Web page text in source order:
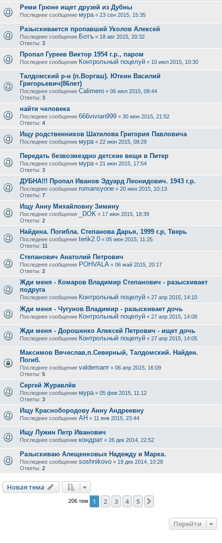
Реми Грюне ищет друзей из Дубны
Последнее сообщение мура « 23 сен 2015, 15:35
Разыскивается пропавший Уколов Алексей
Последнее сообщение Ботъ « 18 авг 2015, 20:32
Ответы: 3
Пропал Гуреев Виктор 1954 г.р., паром
Последнее сообщение Контрольный поцелуй « 10 июл 2015, 10:30
Талдомский р-н (п.Воргаш). Юткин Василий
Григорьевич(86лет)
Последнее сообщение Calimero « 06 июл 2015, 08:44
Ответы: 3
найти человека
Последнее сообщение 666vivian999 « 30 июн 2015, 21:52
Ответы: 4
Ищу родственников Шатилова Григория Павловича
Последнее сообщение мура « 22 июн 2015, 08:29
Передать безвозмездно детские вещи в Питер
Последнее сообщение мура « 21 июн 2015, 17:54
Ответы: 3
ДУБНА!!! Пропал Иванов Эдуард Леонидович. 1943 г.р.
Последнее сообщение romansyone « 20 июн 2015, 10:13
Ответы: 7
Ищу Анну Михайловну Зимину
Последнее сообщение _DOK « 17 июн 2015, 18:39
Ответы: 2
Найдена. Погибла. Степанова Дарья, 1999 г.р, Тверь
Последнее сообщение terik2.0 « 05 июн 2015, 11:25
Ответы: 11
Степанович Анатолий Петрович
Последнее сообщение POHVALA « 06 май 2015, 20:17
Ответы: 2
Жди меня - Комаров Владимир Степанович - разыскивает
подруга
Последнее сообщение Контрольный поцелуй « 27 апр 2015, 14:10
Жди меня - Чугунов Владимир - разыскивает дочь
Последнее сообщение Контрольный поцелуй « 27 апр 2015, 14:08
Жди меня - Дорошенко Алексей Петрович - ищет дочь
Последнее сообщение Контрольный поцелуй « 27 апр 2015, 14:05
Максимов Вячеслав,п.Северный, Талдомский. Найден.
Погиб.
Последнее сообщение valdemarrr « 06 апр 2015, 16:09
Ответы: 5
Сергей Журавлёв
Последнее сообщение мура « 05 фев 2015, 11:12
Ответы: 3
Ищу Краснобородову Анну Андреевну
Последнее сообщение АН « 11 янв 2015, 23:44
Ищу Лужин Петр Иванович
Последнее сообщение кондрат « 26 дек 2014, 22:52
Разыскиваю Алещенковых Надежду и Марка.
Последнее сообщение soshnikovo « 19 дек 2014, 10:28
Ответы: 2
Новая тема
206 тем 1 2 3 4 5
Перейти